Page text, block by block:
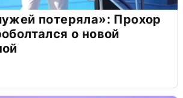
потеряла»: Прохор
о новой